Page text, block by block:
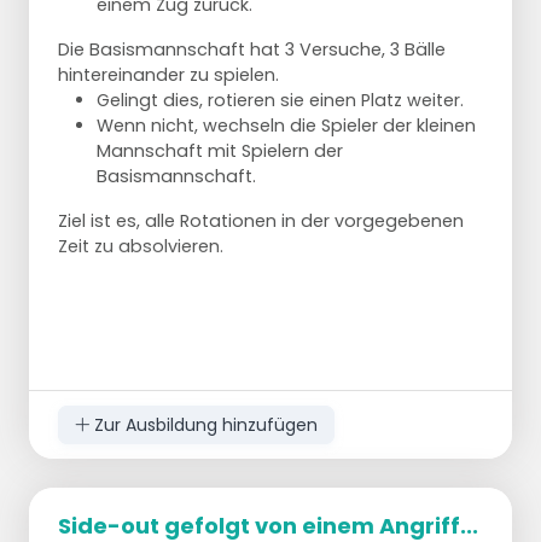
Wie Nummer 3, aber mit Kreuz "außen".
Info: Bei einem Block nach rechts sollte
das rechte Bein ebenfalls geöffnet
werden, um den Sprung kraftvoller zu
machen. umgekehrt zum linken Block.
Block mit 1 Seitwärtspass rechts, idem nach
links. Gerades Innenkreuz, dasselbe nach
nach links.
einem Zug zurück.
Die Basismannschaft hat 3 Versuche, 3 Bälle
hintereinander zu spielen.
Gelingt dies, rotieren sie einen Platz weiter.
Wenn nicht, wechseln die Spieler der kleinen
Mannschaft mit Spielern der
Basismannschaft.
Ziel ist es, alle Rotationen in der vorgegebenen
Zeit zu absolvieren.
Zur Ausbildung hinzufügen
Side-out gefolgt von einem Angriff...